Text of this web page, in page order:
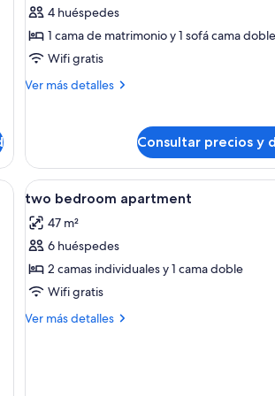
de
Apartamento,
1
terraza
4 huéspedes
1 cama de matrimonio y 1 sofá cama doble
Wifi gratis
Ver más detalles
Más
habitación,
terraza
Consultar precios y
de insonorización
Abrir
todas
las
fotos
de
two
bedroom
Caja fuerte,
7
two bedroom apartment
47 m²
6 huéspedes
2 camas individuales y 1 cama doble
Wifi gratis
Ver más detalles
Más